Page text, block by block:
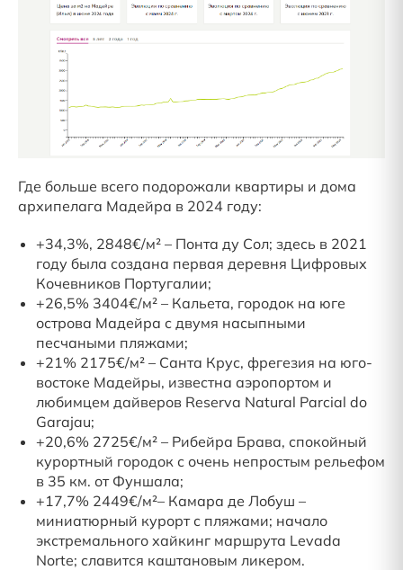
Где больше всего подорожали квартиры и дома
архипелага Мадейра в 2024 году:
+34,3%, 2848€/м² – Понта ду Сол; здесь в 2021
году была создана первая деревня Цифровых
Кочевников Португалии;
+26,5% 3404€/м² – Кальета, городок на юге
острова Мадейра с двумя насыпными
песчаными пляжами;
+21% 2175€/м² – Санта Крус, фрегезия на юго-
востоке Мадейры, известна аэропортом и
любимцем дайверов Reserva Natural Parcial do
Garajau;
+20,6% 2725€/м² – Рибейра Брава, спокойный
курортный городок с очень непростым рельефом
в 35 км. от Фуншала;
+17,7% 2449€/м²– Камара де Лобуш –
миниатюрный курорт с пляжами; начало
экстремального хайкинг маршрута Levada
Norte; славится каштановым ликером.